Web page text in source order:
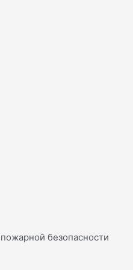
безопасности